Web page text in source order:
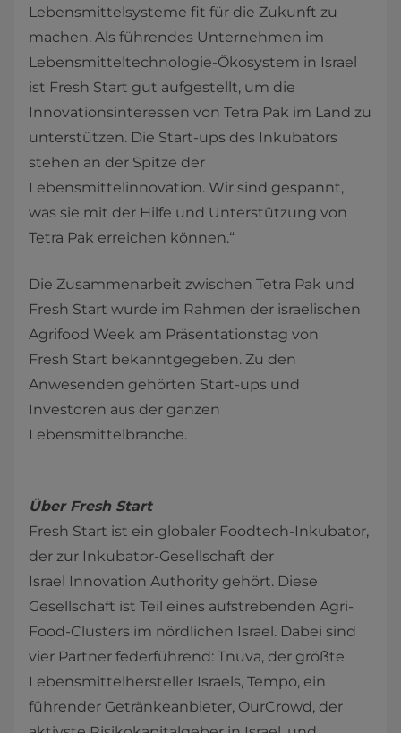
Lebensmittelsysteme fit für die Zukunft zu
machen. Als führendes Unternehmen im
Lebensmitteltechnologie-Ökosystem in Israel
ist Fresh Start gut aufgestellt, um die
Innovationsinteressen von Tetra Pak im Land zu
unterstützen. Die Start-ups des Inkubators
stehen an der Spitze der
Lebensmittelinnovation. Wir sind gespannt,
was sie mit der Hilfe und Unterstützung von
Tetra Pak erreichen können.“
Die Zusammenarbeit zwischen Tetra Pak und
Fresh Start wurde im Rahmen der israelischen
Agrifood Week am Präsentationstag von
Fresh Start bekanntgegeben. Zu den
Anwesenden gehörten Start-ups und
Investoren aus der ganzen
Lebensmittelbranche.
Über Fresh Start
Fresh Start ist ein globaler Foodtech-Inkubator,
der zur Inkubator-Gesellschaft der
Israel Innovation Authority gehört. Diese
Gesellschaft ist Teil eines aufstrebenden Agri-
Food-Clusters im nördlichen Israel. Dabei sind
vier Partner federführend: Tnuva, der größte
Lebensmittelhersteller Israels, Tempo, ein
führender Getränkeanbieter, OurCrowd, der